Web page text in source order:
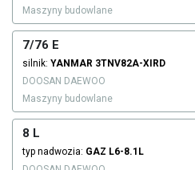
Maszyny budowlane
7/76 E
silnik: YANMAR 3TNV82A-XIRD
DOOSAN DAEWOO
Maszyny budowlane
8 L
typ nadwozia: GAZ L6-8.1L